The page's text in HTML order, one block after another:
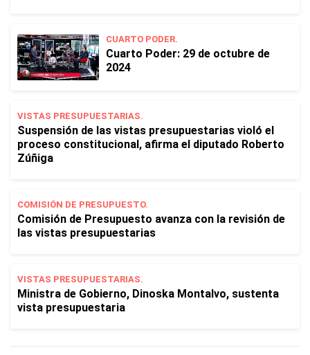
CUARTO PODER.
Cuarto Poder: 29 de octubre de
2024
VISTAS PRESUPUESTARIAS.
Suspensión de las vistas presupuestarias violó el
proceso constitucional, afirma el diputado Roberto
Zúñiga
COMISIÓN DE PRESUPUESTO.
Comisión de Presupuesto avanza con la revisión de
las vistas presupuestarias
VISTAS PRESUPUESTARIAS.
Ministra de Gobierno, Dinoska Montalvo, sustenta
vista presupuestaria